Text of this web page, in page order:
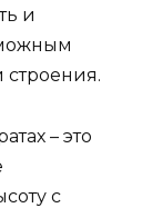
и
– это
с